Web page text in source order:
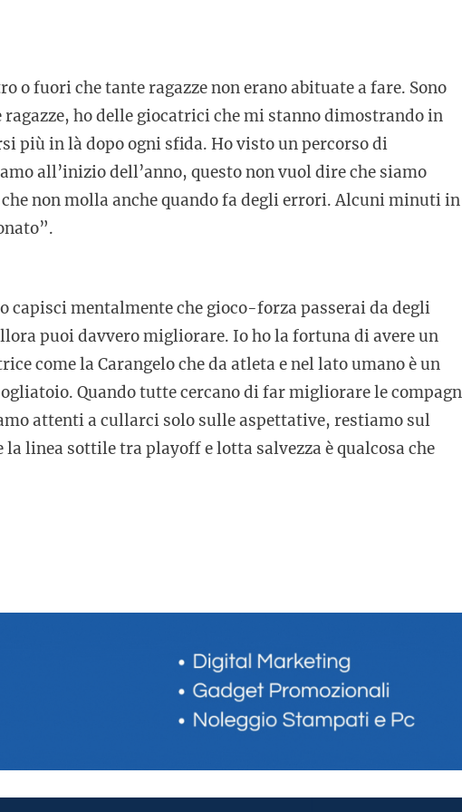
o fuori che tante ragazze non erano abituate a fare. Sono
ho delle giocatrici che mi stanno dimostrando in
più in là dopo ogni sfida. Ho visto un percorso di
all’inizio dell’anno, questo non vuol dire che siamo
non molla anche quando fa degli errori. Alcuni minuti in
capisci mentalmente che gioco-forza passerai da degli
puoi davvero migliorare. Io ho la fortuna di avere un
come la Carangelo che da atleta e nel lato umano è un
Quando tutte cercano di far migliorare le
attenti a cullarci solo sulle aspettative, restiamo sul
la linea sottile tra playoff e lotta salvezza è qualcosa che